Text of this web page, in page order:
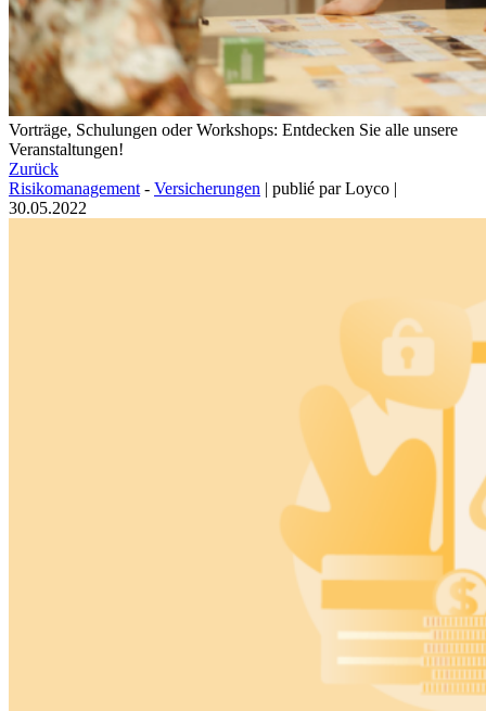
Vorträge, Schulungen oder Workshops: Entdecken Sie alle unsere
Veranstaltungen!
Zurück
Risikomanagement - Versicherungen | publié par Loyco |
30.05.2022